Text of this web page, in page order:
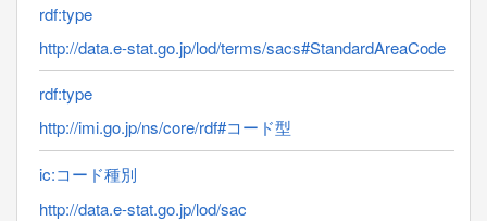
rdf:type
http://data.e-stat.go.jp/lod/terms/sacs#StandardAreaCode
rdf:type
http://imi.go.jp/ns/core/rdf#コード型
ic:コード種別
http://data.e-stat.go.jp/lod/sac